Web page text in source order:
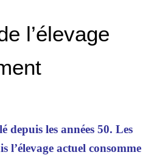
l’élevage
les années 50. Les
l’élevage actuel consomme